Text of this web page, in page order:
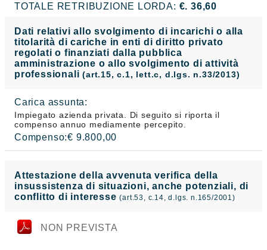
TOTALE RETRIBUZIONE LORDA: €. 36,60
Dati relativi allo svolgimento di incarichi o alla
titolarità di cariche in enti di diritto privato
regolati o finanziati dalla pubblica
amministrazione o allo svolgimento di attività
professionali(art.15, c.1, lett.c, d.lgs. n.33/2013)
Carica assunta:
Impiegato azienda privata. Di seguito si riporta il
compenso annuo mediamente percepito.
Compenso:€ 9.800,00
Attestazione della avvenuta verifica della
insussistenza di situazioni, anche potenziali, di
conflitto di interesse(art.53, c.14, d.lgs. n.165/2001)
NON PREVISTA